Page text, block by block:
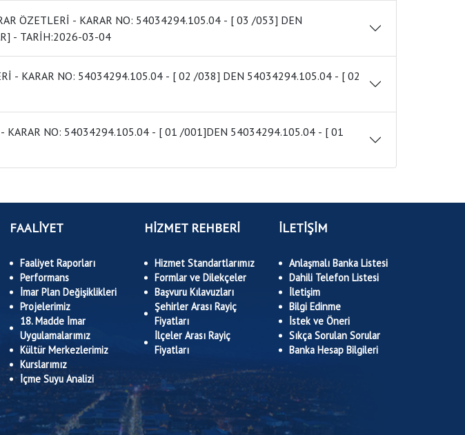
- [ 03 /053] DEN
54034294.105.04 - [ 03 /065 E KADAR] - TARİH:2026-03-04
- [ 02
FAALİYET
Faaliyet Raporları
Performans
İmar Plan Değişiklikleri
Projelerimiz
18. Madde İmar
Uygulamalarımız
Kültür Merkezlerimiz
Kurslarımız
İçme Suyu Analizi
HİZMET REHBERİ
Hizmet Standartlarımız
Formlar ve Dilekçeler
Başvuru Kılavuzları
Şehirler Arası Rayiç
Fiyatları
İlçeler Arası Rayiç
Fiyatları
İLETİŞİM
Anlaşmalı Banka Listesi
Dahili Telefon Listesi
İletişim
Bilgi Edinme
İstek ve Öneri
Sıkça Sorulan Sorular
Banka Hesap Bilgileri